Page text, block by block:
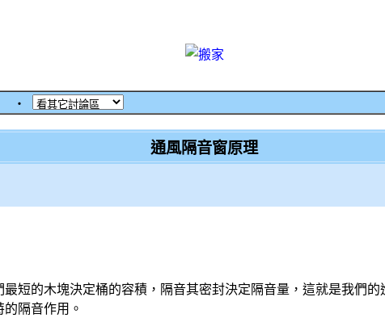
‧
通風隔音窗原理
短的木塊決定桶的容積，隔音其密封決定隔音量，這就是我們
的隔音作用。